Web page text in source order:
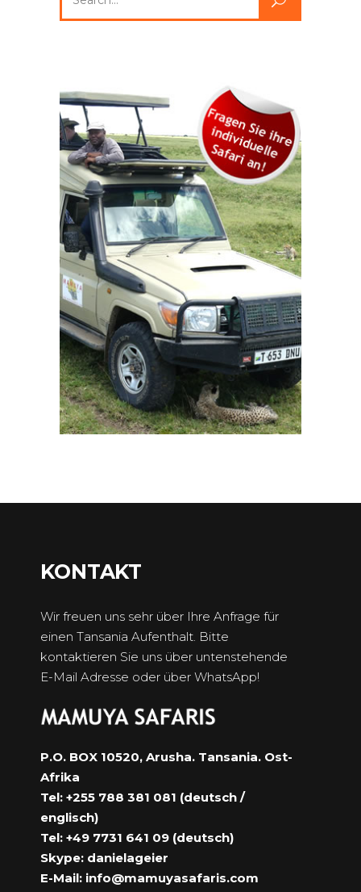
for:
KONTAKT
Wir freuen uns sehr über Ihre Anfrage für
einen Tansania Aufenthalt. Bitte
kontaktieren Sie uns über untenstehende
E-Mail Adresse oder über WhatsApp!
P.O. BOX 10520, Arusha. Tansania. Ost-
Afrika
Tel: +255 788 381 081 (deutsch /
englisch)
Tel: +49 7731 641 09 (deutsch)
Skype: danielageier
E-Mail: info@mamuyasafaris.com